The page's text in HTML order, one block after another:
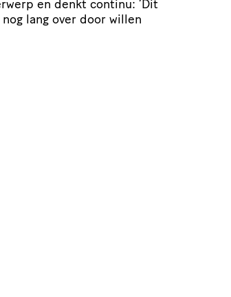
en denkt continu: ‘Dit
lang over door willen